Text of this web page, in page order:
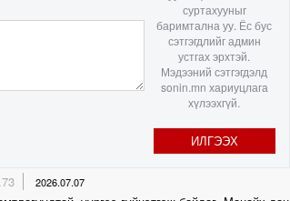
суртахууныг
баримтална уу. Ёс бус
сэтгэгдлийг админ
устгах эрхтэй.
Мэдээний сэтгэгдэлд
sonin.mn хариуцлага
хүлээхгүй.
ИЛГЭЭХ
2026.07.07